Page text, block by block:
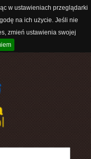
w ustawieniach przeglądarki
na ich użycie. Jeśli nie
zmień ustawienia swojej